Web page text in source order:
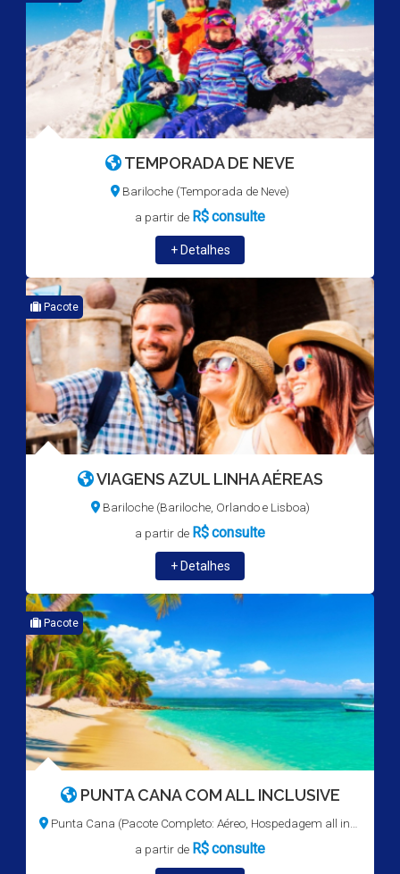
TEMPORADA DE NEVE
Bariloche (Temporada de Neve)
a partir de R$consulte
+ Detalhes
Pacote
VIAGENS AZUL LINHA AÉREAS
Bariloche (Bariloche, Orlando e Lisboa)
a partir de R$consulte
+ Detalhes
Pacote
PUNTA CANA COM ALL INCLUSIVE
Punta Cana (Pacote Completo: Aéreo, Hospedagem all inclusive e traslados)
a partir de R$consulte